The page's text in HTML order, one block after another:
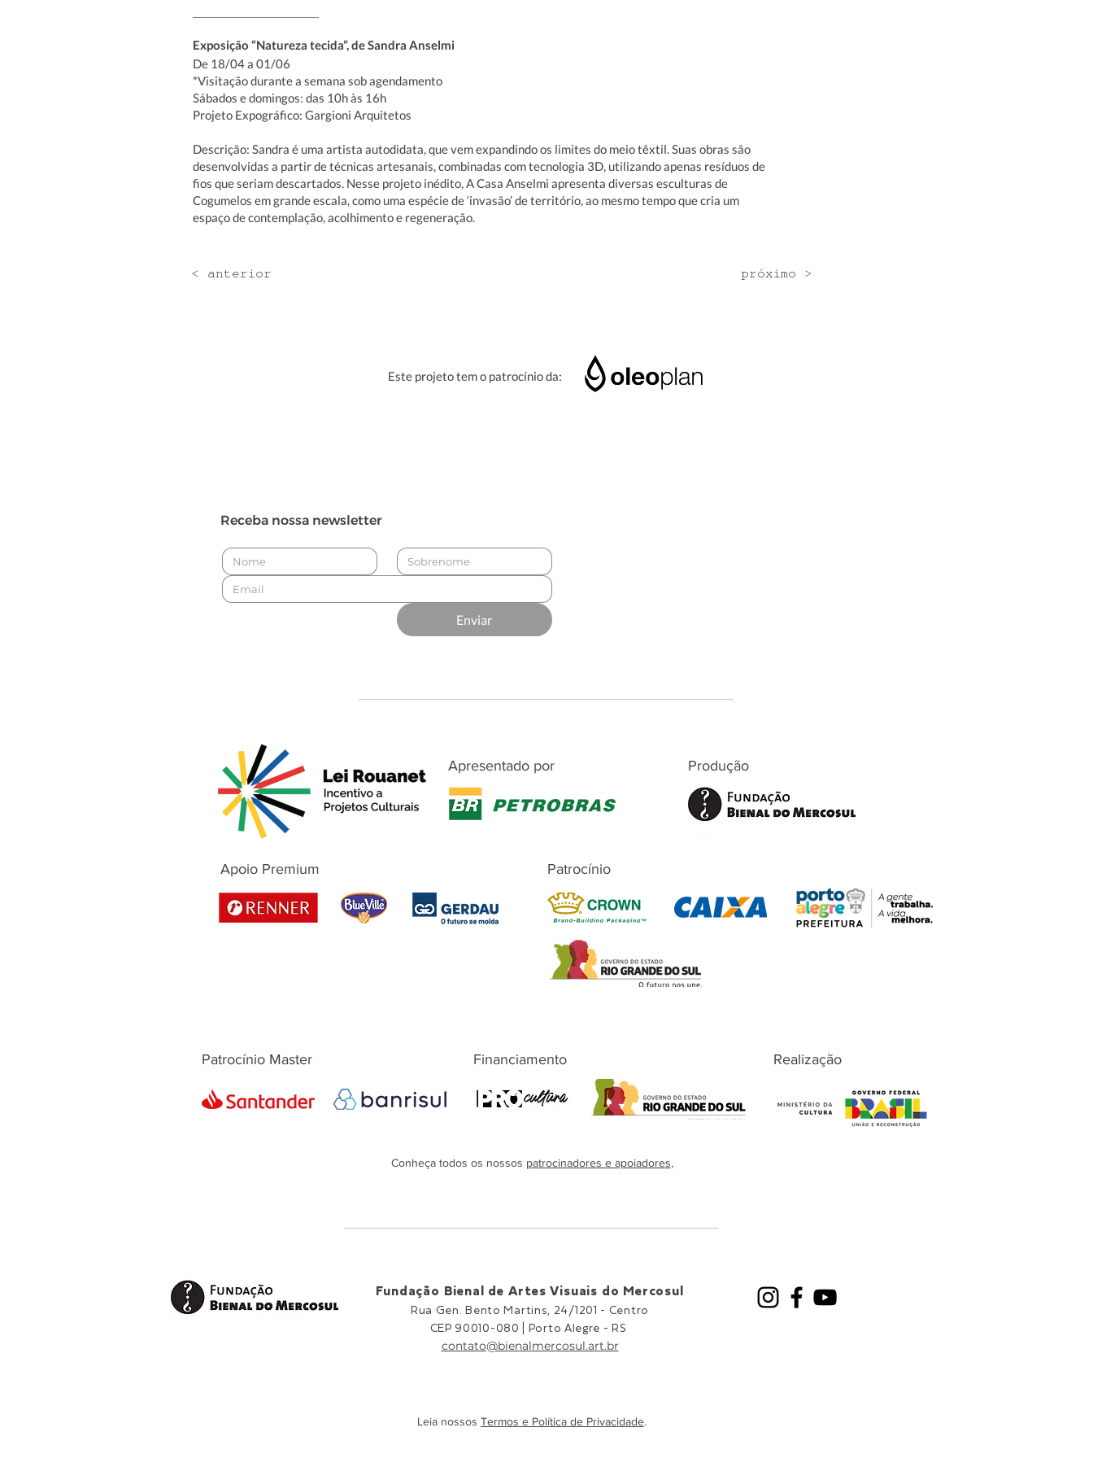
Exposição “Natureza tecida”, de Sandra Anselmi
De 18/04 a 01/06
*Visitação durante a semana sob agendamento
Sábados e domingos: das 10h às 16h
Projeto Expográfico: Gargioni Arquitetos
Descrição: Sandra é uma artista autodidata, que vem expandindo os limites do meio têxtil. Suas obras são
desenvolvidas a partir de técnicas artesanais, combinadas com tecnologia 3D, utilizando apenas resíduos de
fios que seriam descartados. Nesse projeto inédito, A Casa Anselmi apresenta diversas esculturas de
Cogumelos em grande escala, como uma espécie de ‘invasão’ de território, ao mesmo tempo que cria um
espaço de contemplação, acolhimento e regeneração.
< anterior próximo >
Este projeto tem o patrocínio da:
Receba nossa newsletter
Enviar
Apresentado por Produção
Apoio Premium Patrocínio
Patrocínio Master Financiamento Realização
Conheça todos os nossos patrocinadores e apoiadores,
Fundação Bienal de Artes Visuais do Mercosul
Rua Gen. Bento Martins, 24/1201 - Centro
CEP 90010-080 |
Porto Alegre - RS
contato@bienalmercosul.art.br
Leia nossos Termos e Política de Privacidade.